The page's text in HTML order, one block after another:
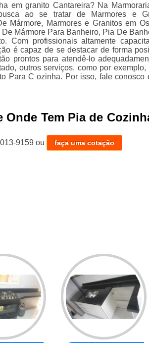
em granito Cantareira? Na
ao se tratar de Marmores e
Mármore, Marmores e Granitos em
Mármore Para Banheiro, Pia De
Com profissionais altamente
é capaz de se destacar de forma
prontos para atendê-lo
outros serviços, como por exemplo,
Para C ozinha. Por isso, fale conosco
Onde Tem Pia de
9159 ou faça uma cotação